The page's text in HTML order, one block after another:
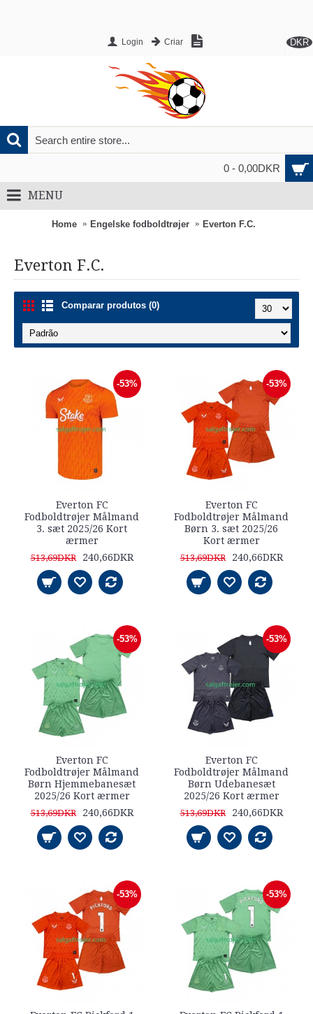
DKR
Login Criar
0 - 0,00DKR
MENU
Home Engelske fodboldtrøjer Everton F.C.
Everton F.C.
Comparar produtos (0)
-53%
Everton FC
Fodboldtrøjer Målmand
3. sæt 2025/26 Kort
ærmer
513,69DKR 240,66DKR
-53%
Everton FC
Fodboldtrøjer Målmand
Børn 3. sæt 2025/26
Kort ærmer
513,69DKR 240,66DKR
-53%
Everton FC
Fodboldtrøjer Målmand
Børn Hjemmebanesæt
2025/26 Kort ærmer
513,69DKR 240,66DKR
-53%
Everton FC
Fodboldtrøjer Målmand
Børn Udebanesæt
2025/26 Kort ærmer
513,69DKR 240,66DKR
-53% -53%